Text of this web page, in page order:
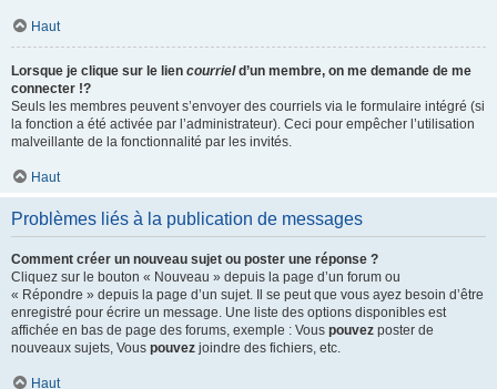
Haut
Lorsque je clique sur le lien courrield’un membre, on me demande de me
connecter !?
Seuls les membres peuvent s’envoyer des courriels via le formulaire intégré (si
la fonction a été activée par l’administrateur). Ceci pour empêcher l’utilisation
malveillante de la fonctionnalité par les invités.
Haut
Problèmes liés à la publication de messages
Comment créer un nouveau sujet ou poster une réponse ?
Cliquez sur le bouton « Nouveau » depuis la page d’un forum ou
« Répondre » depuis la page d’un sujet. Il se peut que vous ayez besoin d’être
enregistré pour écrire un message. Une liste des options disponibles est
affichée en bas de page des forums, exemple : Vous pouvez poster de
nouveaux sujets, Vous pouvez joindre des fichiers, etc.
Haut